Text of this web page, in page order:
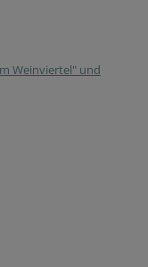
Weinviertel" und